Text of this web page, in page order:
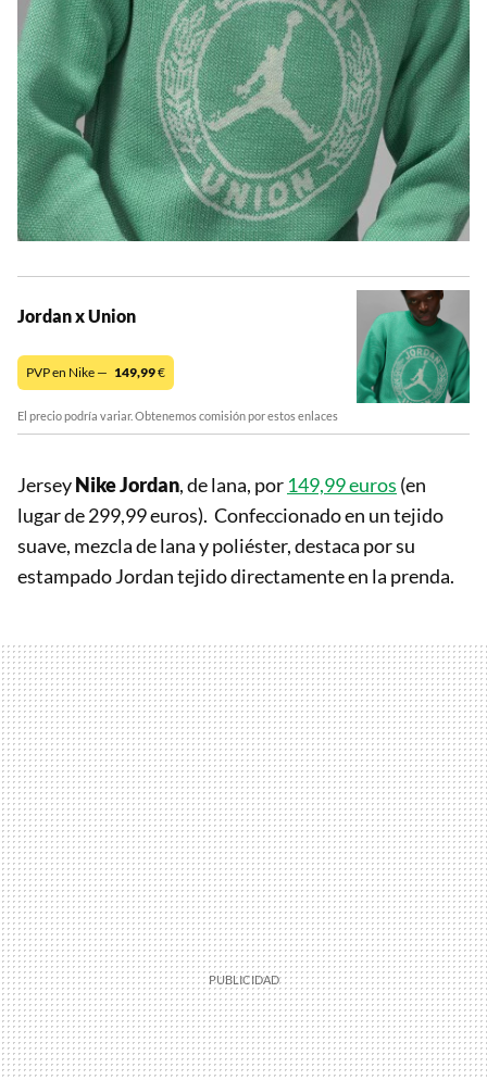
Jordan x Union
PVP en Nike — 149,99€
El precio podría variar. Obtenemos comisión por estos enlaces
JerseyNike Jordan, de lana, por 149,99 euros (en
lugar de 299,99 euros). Confeccionado en un tejido
suave, mezcla de lana y poliéster, destaca por su
estampado Jordan tejido directamente en la prenda.